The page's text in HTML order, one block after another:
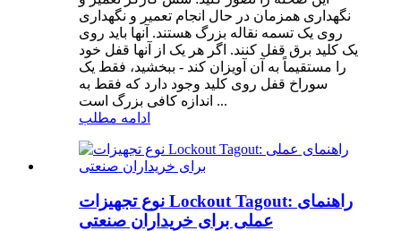
نگهداری همزمان در حال انجام تعمیر و نگهداری
روی یک تسمه نقاله بزرگ هستند. آنها باید روی
یک کلید برق قفل کنند. اگر هر یک از آنها قفل خود
را مستقیماً به آن آویزان کند - ببخشید، فقط یک
سوراخ قفل روی کلید وجود دارد که فقط به
اندازه کافی بزرگ است ...
ادامه مطلب
نوع تجهیزات Lockout Tagout: راهنمای
عملی برای خریداران صنعتی